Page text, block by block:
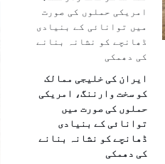
ایران کی خلیجی ممالک
کو سخت وارننگ، امریکی
حملوں کی صورت میں
توانائی کے بنیادی
ڈھانچے کو نشانہ بنانے
کی دھمکی